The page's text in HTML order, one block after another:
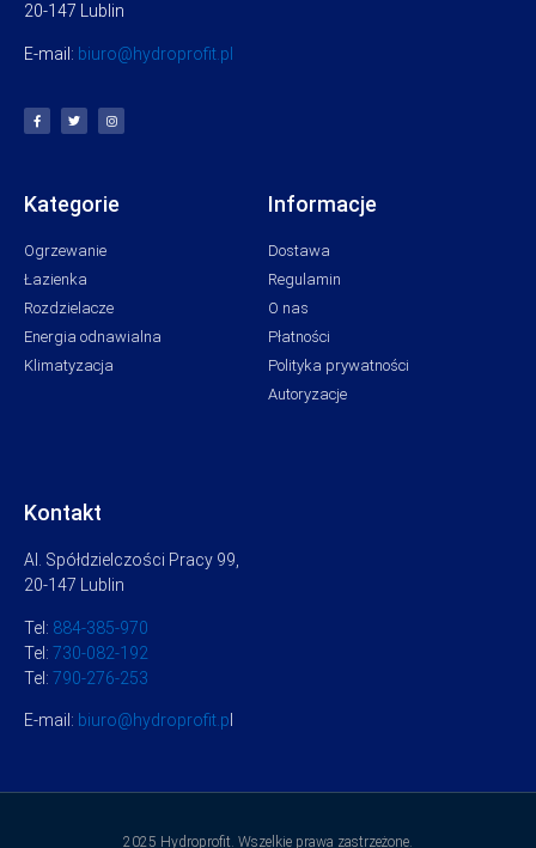
20-147 Lublin
E-mail: biuro@hydroprofit.pl
Kategorie
Ogrzewanie
Łazienka
Rozdzielacze
Energia odnawialna
Klimatyzacja
Informacje
Dostawa
Regulamin
O nas
Płatności
Polityka prywatności
Autoryzacje
Kontakt
Al. Spółdzielczości Pracy 99,
20-147 Lublin
Tel: 884-385-970
Tel: 730-082-192
Tel: 790-276-253
E-mail: biuro@hydroprofit.p
2025 Hydroprofit. Wszelkie prawa zastrzeżone.